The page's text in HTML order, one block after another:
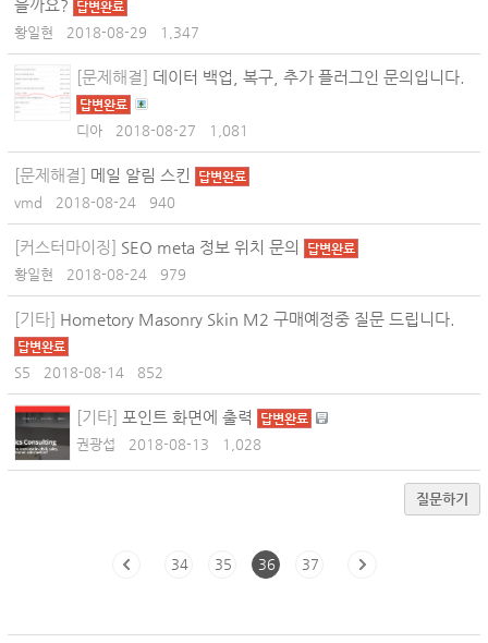
을까요?
답변완료
황일현 2018-08-29 1,347
[문제해결] 데이터 백업, 복구, 추가 플러그인 문의입니다.
답변완료
디아 2018-08-27 1,081
[문제해결] 메일 알림 스킨 답변완료
vmd 2018-08-24 940
[커스터마이징] SEO meta 정보 위치 문의 답변완료
황일현 2018-08-24 979
[기타] Hometory Masonry Skin M2 구매예정중 질문 드립니다.
답변완료
S5 2018-08-14 852
[기타] 포인트 화면에 출력 답변완료
권광섭 2018-08-13 1,028
질문하기
34 35 36 37